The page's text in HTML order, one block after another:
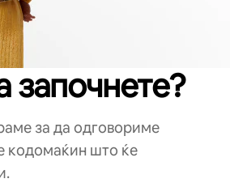
започнете?
за да одговориме
кодомаќин што ќе